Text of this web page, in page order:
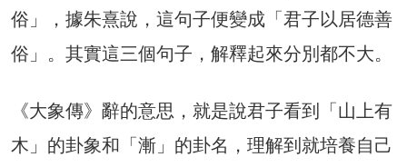
俗」，據朱熹說，這句子便變成「君子以居德善
俗」。其實這三個句子，解釋起來分別都不大。
《大象傳》辭的意思，就是說君子看到「山上有
木」的卦象和「漸」的卦名，理解到就培養自己